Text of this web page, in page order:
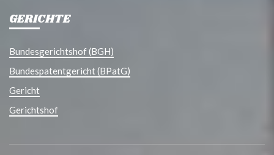
GERICHTE
Bundesgerichtshof (BGH)
Bundespatentgericht (BPatG)
Gericht
Gerichtshof